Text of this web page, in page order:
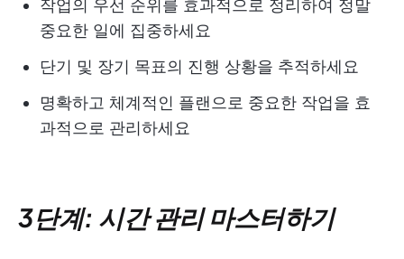
작업의 우선 순위를 효과적으로 정리하여 정말
중요한 일에 집중하세요
단기 및 장기 목표의 진행 상황을 추적하세요
명확하고 체계적인 플랜으로 중요한 작업을 효
과적으로 관리하세요
3단계: 시간 관리 마스터하기